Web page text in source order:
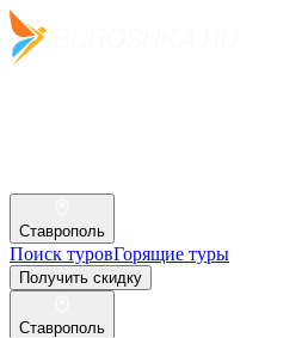
Ставрополь
Поиск туровГорящие туры
Получить скидку
Ставрополь